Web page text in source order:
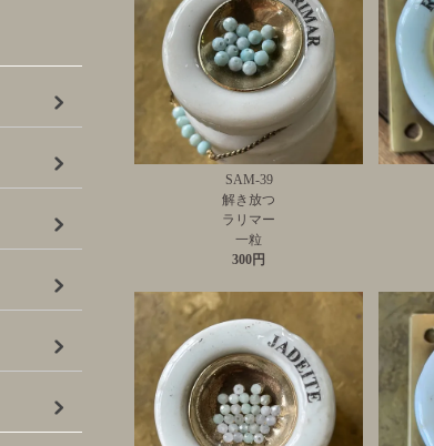
SAM-39
解き放つ
ラリマー
一粒
300円